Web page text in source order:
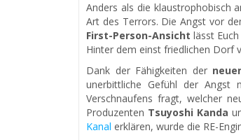
Anders als die klaustrophobisch
Art des Terrors. Die Angst vor
First-Person-Ansicht lässt
Hinter dem einst friedlichen Dorf
Dank der Fähigkeiten der
unerbittliche Gefühl der
Verschnaufens fragt, welcher
Produzenten Tsuyoshi Kanda
Kanal erklären, wurde die RE-